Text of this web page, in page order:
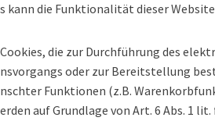
s kann die Funktionalität dieser
Cookies, die zur Durchführung des
nsvorgangs oder zur Bereitstellung
nschter Funktionen (z.B.
erden auf Grundlage von Art. 6 Abs. 1 lit.